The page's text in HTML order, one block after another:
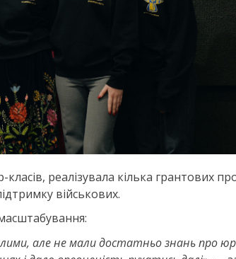
реалізувала кілька грантових
військових.
але не мали достатньо знань про